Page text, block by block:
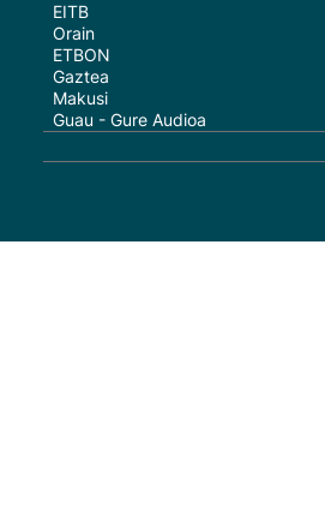
EITB
Orain
ETBON
Gaztea
Makusi
Guau - Gure Audioa